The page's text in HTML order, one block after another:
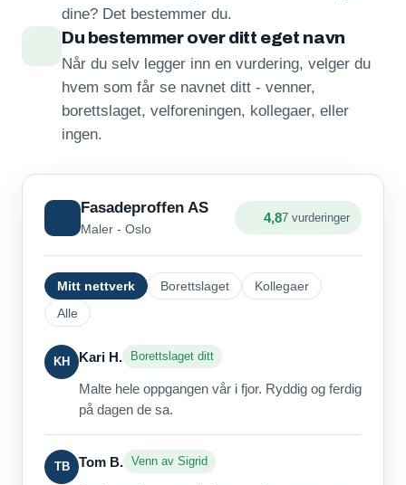
dine? Det bestemmer du.
Du bestemmer over ditt eget navn
Når du selv legger inn en vurdering, velger du
hvem som får se navnet ditt - venner,
borettslaget, velforeningen, kollegaer, eller
ingen.
Fasadeproffen AS
Maler - Oslo
4,87 vurderinger
Mitt nettverk Borettslaget
Kollegaer
Alle
KH Kari H. Borettslaget ditt
Malte hele oppgangen vår i fjor. Ryddig og ferdig
på dagen de sa.
TB Tom B. Venn av Sigrid